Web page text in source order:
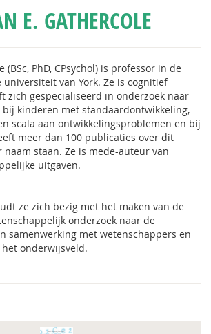
E. GATHERCOLE
(BSc, PhD, CPsychol) is professor in de
universiteit van York. Ze is cognitief
zich gespecialiseerd in onderzoek naar
bij kinderen met standaardontwikkeling,
scala aan ontwikkelingsproblemen en bij
meer dan 100 publicaties over dit
staan. Ze is mede-auteur van
uitgaven.
ze zich bezig met het maken van de
onderzoek naar de
samenwerking met wetenschappers en
onderwijsveld.